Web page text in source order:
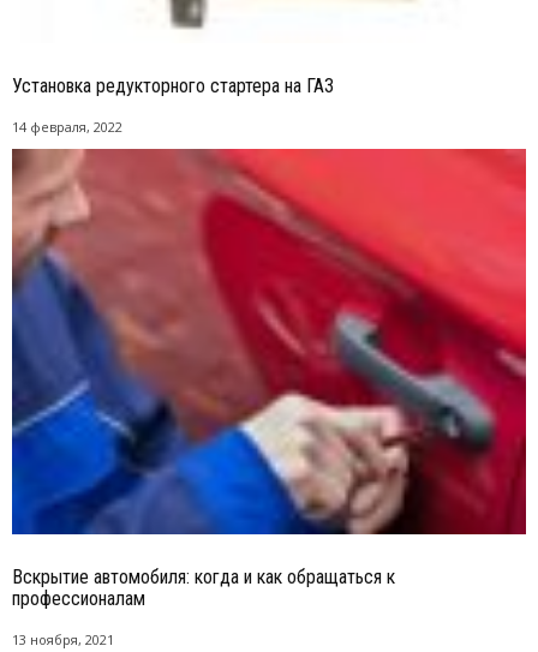
Установка редукторного стартера на ГАЗ
14 февраля, 2022
Вскрытие автомобиля: когда и как обращаться к
профессионалам
13 ноября, 2021